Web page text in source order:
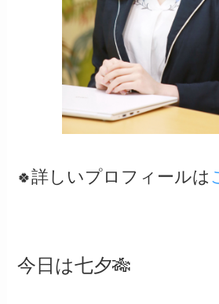
🍀詳しいプロフィールは
今日は七夕🎋